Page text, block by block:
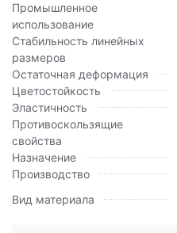
Промышленное
использование
Стабильность линейных
размеров
Остаточная деформация
Цветостойкость
Эластичность
Противоскользящие
свойства
Назначение
Производство
Вид материала